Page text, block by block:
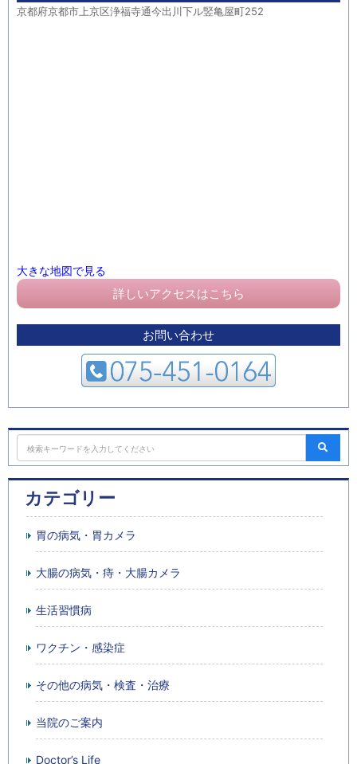
京都府京都市上京区浄福寺通今出川下ル竪亀屋町252
大きな地図で見る
詳しいアクセスはこちら
お問い合わせ
カテゴリー
胃の病気・胃カメラ
大腸の病気・痔・大腸カメラ
生活習慣病
ワクチン・感染症
その他の病気・検査・治療
当院のご案内
Doctor’s Life